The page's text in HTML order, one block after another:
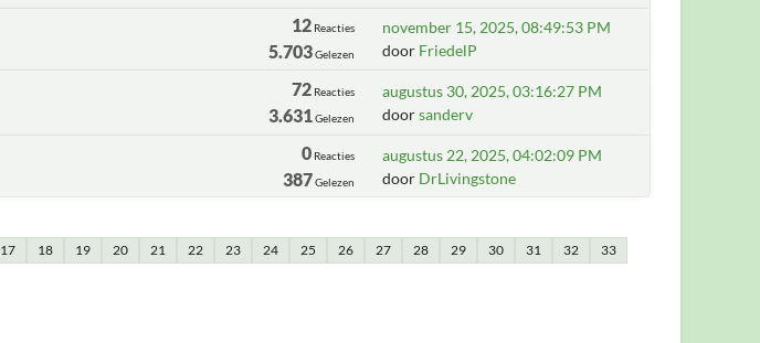
12 Reacties
5.703Gelezen
november 15, 2025, 08:49:53 PM
door FriedelP
72 Reacties
3.631 Gelezen
augustus 30, 2025, 03:16:27 PM
doorsanderv
0 Reacties
387Gelezen
augustus 22, 2025, 04:02:09 PM
door DrLivingstone
17 18 19 20 21 22 23 24 25 26 27 28 29 30 31 32
33